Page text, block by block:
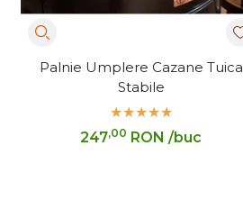
Palnie Umplere Cazane Tuica
Stabile
247,00 RON /buc